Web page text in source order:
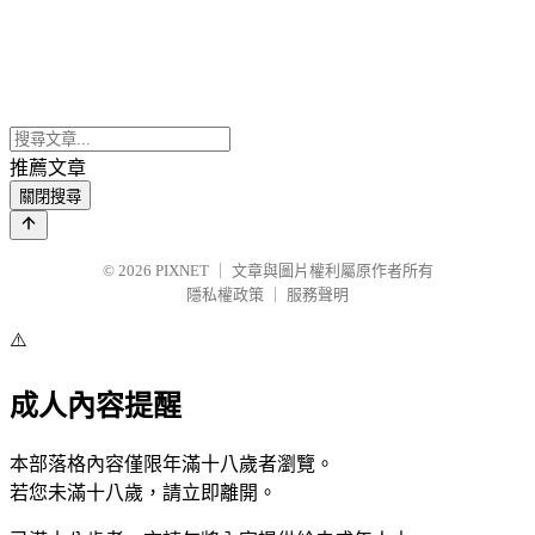
推薦文章
關閉搜尋
© 2026 PIXNET
文章與圖片權利屬原作者所有
隱私權政策
服務聲明
⚠️
成人內容提醒
本部落格內容僅限年滿十八歲者瀏覽。
若您未滿十八歲，請立即離開。